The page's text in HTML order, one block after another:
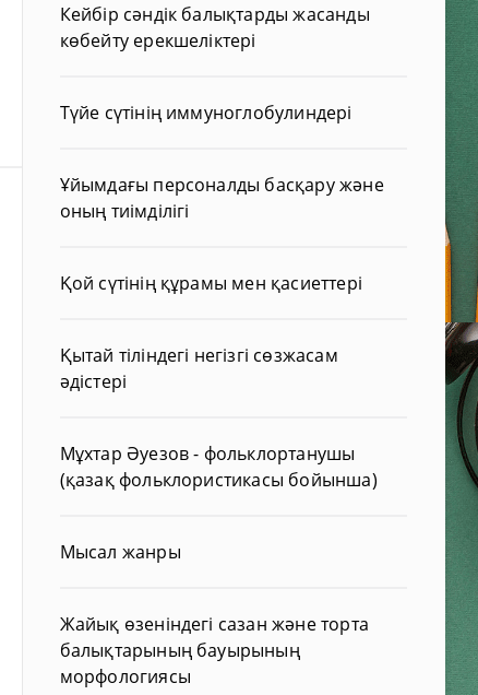
Кейбір сәндік балықтарды жасанды
көбейту ерекшеліктері
Түйе сүтінің иммуноглобулиндері
Ұйымдағы персоналды басқару және
оның тиімділігі
Қой сүтінің құрамы мен қасиеттері
Қытай тіліндегі негізгі сөзжасам
әдістері
Мұхтар Әуезов - фольклортанушы
(қазақ фольклористикасы бойынша)
Мысал жанры
Жайық өзеніндегі сазан және торта
балықтарының бауырының
морфологиясы